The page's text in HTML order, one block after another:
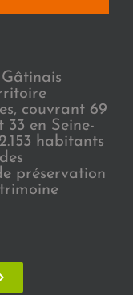
couvrant 69
33 en Seine-
habitants
préservation